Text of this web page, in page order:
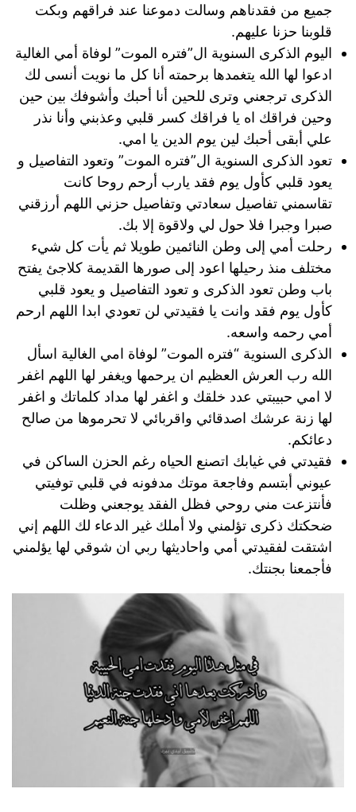
جميع من فقدناهم وسالت دموعنا عند فراقهم وبكت
قلوبنا حزنا عليهم.
اليوم الذكرى السنوية ال”فتره الموت” لوفاة أمي الغالية
ادعوا لها الله يتغمدها برحمته أنا كل ما نويت أنسى لك
الذكرى ترجعني وترى للحين أنا أحبك وأشوفك بين حين
وحين فراقك اه يا فراقك كسر قلبي وعذبني وأنا نذر
علي أبقى أحبك لين يوم الدين يا امي.
تعود الذكرى السنوية ال”فتره الموت” وتعود التفاصيل و
يعود قلبي كأول يوم فقد يارب أرحم روحا كانت
تقاسمني تفاصيل سعادتي وتفاصيل حزني اللهم أرزقني
صبرا وجبرا فلا حول لي ولاقوة إلا بك.
رحلت أمي إلى وطن النائمين طويلا ثم يأت كل شيء
مختلف منذ رحيلها اعود إلى صورها القديمة كلاجئ يفتح
باب وطن تعود الذكرى و تعود التفاصيل و يعود قلبي
كأول يوم فقد وانت يا فقيدتي لن تعودي ابدا اللهم ارحم
أمي رحمه واسعه.
الذكرى السنوية “فتره الموت” لوفاة امي الغالية اسأل
الله رب العرش العظيم ان يرحمها ويغفر لها اللهم اغفر
لا امي حبيبتي عدد خلقك و اغفر لها مداد كلماتك و اغفر
لها زنة عرشك اصدقائي واقربائي لا تحرموها من صالح
دعائكم.
فقيدتي في غيابك اتصنع الحياه رغم الحزن الساكن في
عيوني أبتسم وفاجعة موتك مدفونه في قلبي توفيتي
فأنتزعت مني روحي فظل الفقد يوجعني وظلت
ضحكتك ذكرى تؤلمني ولا أملك غير الدعاء لك اللهم إني
اشتقت لفقيدتي أمي واحاديثها ربي ان شوقي لها يؤلمني
فأجمعنا بجنتك.